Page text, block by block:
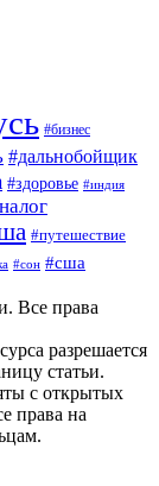
#бизнес
#дальнобойщик
#здоровье #индия
#путешествие
#сон #сша
Все права
разрешается
статьи.
с открытых
права на